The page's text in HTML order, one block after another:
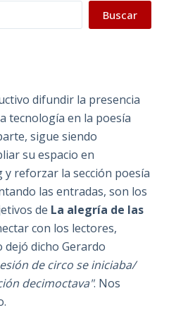
Buscar
difundir la presencia
tecnología en la poesía
sigue siendo
su espacio en
y reforzar la sección poesía
las entradas, son los
de La alegría de las
con los lectores,
dejó dicho Gerardo
de circo se iniciaba/
decimoctava". Nos